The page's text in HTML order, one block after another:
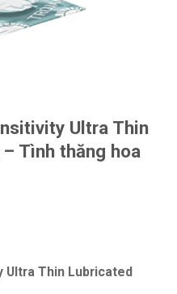
Ultra Thin
Tình thăng hoa
Ultra Thin Lubricated